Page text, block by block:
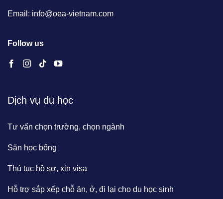
Email: info@oea-vietnam.com
Follow us
Dịch vụ du học
Tư vấn chọn trường, chọn ngành
Săn học bổng
Thủ tục hồ sơ, xin visa
Hỗ trợ sắp xếp chỗ ăn, ở, đi lại cho du học sinh